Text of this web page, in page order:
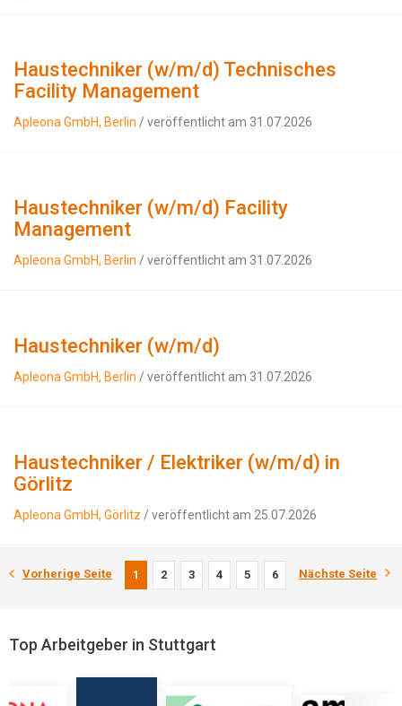
Haustechniker (w/m/d) Technisches
Facility Management
Apleona GmbH, Berlin / veröffentlicht am 31.07.2026
Haustechniker (w/m/d) Facility
Management
Apleona GmbH, Berlin / veröffentlicht am 31.07.2026
Haustechniker (w/m/d)
Apleona GmbH, Berlin / veröffentlicht am 31.07.2026
Haustechniker / Elektriker (w/m/d) in
Görlitz
Apleona GmbH, Görlitz / veröffentlicht am 25.07.2026
Vorherige Seite 1 2 3 4 5 6 Nächste Seite
Top Arbeitgeber in Stuttgart